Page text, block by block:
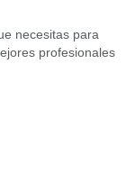
necesitas para
profesionales